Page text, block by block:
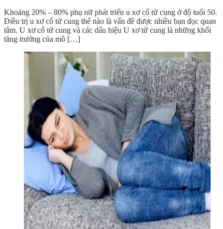
Khoảng 20% – 80% phụ nữ phát triển u xơ cổ tử cung ở độ tuổi 50.
Điều trị u xơ cổ tử cung thế nào là vấn đề được nhiều bạn đọc quan
tâm. U xơ cổ tử cung và các dấu hiệu U xơ tử cung là những khối
tăng trưởng của mô […]